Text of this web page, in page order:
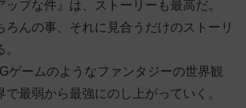
ップな件』は、ストーリーも最高だ。
ろんの事、それに見合うだけのストーリ
ゲームのようなファンタジーの世界観
で最弱から最強にのし上がっていく。